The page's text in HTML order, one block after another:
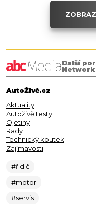
Další
AutoŽivě.cz
Aktuality
Autoživě testy
Ojetiny
Rady
Technický koutek
Zajímavosti
#řidič
#motor
#servis